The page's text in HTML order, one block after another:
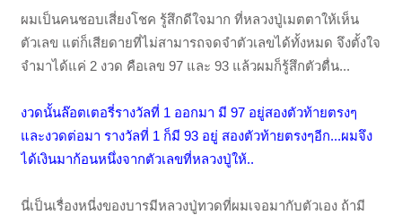
ผมเป็นคนชอบเสี่ยงโชค รู้สึกดีใจมาก ที่หลวงปู่เมตตาให้เห็น
ตัวเลข แต่ก็เสียดายที่ไม่สามารถจดจำตัวเลขได้ทั้งหมด จึงตั้งใจ
จำมาได้แค่ 2 งวด คือเลข 97 และ 93 แล้วผมก็รู้สึกตัวตื่น...
งวดนั้นล๊อตเตอรี่รางวัลที่ 1 ออกมา มี 97 อยู่สองตัวท้ายตรงๆ
และงวดต่อมา รางวัลที่ 1 ก็มี 93 อยู่ สองตัวท้ายตรงๆอีก...ผมจึง
ได้เงินมาก้อนหนึ่งจากตัวเลขที่หลวงปู่ให้..
นี่เป็นเรื่องหนี่งของบารมีหลวงปู่ทวดที่ผมเจอมากับตัวเอง ถ้ามี